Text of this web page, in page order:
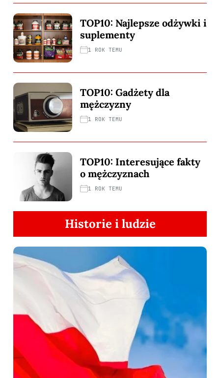
TOP10: Najlepsze odżywki i
suplementy
1 ROK TEMU
TOP10: Gadżety dla
mężczyzny
1 ROK TEMU
TOP10: Interesujące fakty
o mężczyznach
1 ROK TEMU
Historie i ludzie